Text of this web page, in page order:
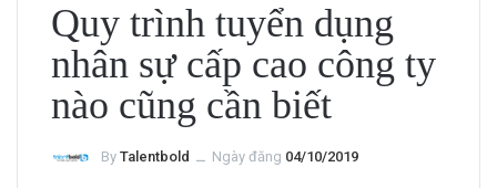
Quy trình tuyển dụng
nhân sự cấp cao công ty
nào cũng cần biết
By Talentbold ــ Ngày đăng 04/10/2019